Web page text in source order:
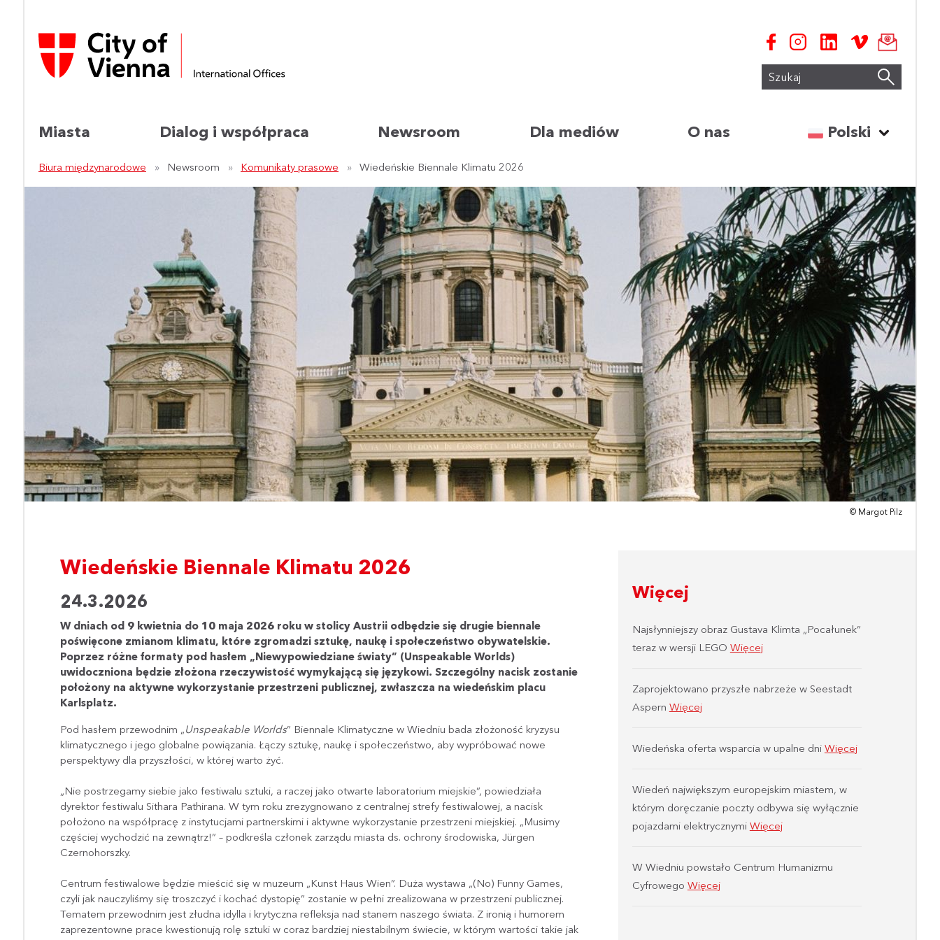
Szukaj
Miasta Dialog i współpraca Newsroom Dla mediów O nas Wybierz język:
Polski
Biura międzynarodowe Newsroom Komunikaty prasowe Wiedeńskie Biennale Klimatu 2026
© Margot Pilz
Wiedeńskie Biennale Klimatu 2026
24.3.2026
W dniach od 9 kwietnia do 10 maja 2026 roku w stolicy Austrii odbędzie się drugie biennale
poświęcone zmianom klimatu, które zgromadzi sztukę, naukę i społeczeństwo obywatelskie.
Poprzez różne formaty pod hasłem „Niewypowiedziane światy” (Unspeakable Worlds)
uwidoczniona będzie złożona rzeczywistość wymykającą się językowi. Szczególny nacisk zostanie
położony na aktywne wykorzystanie przestrzeni publicznej, zwłaszcza na wiedeńskim placu
Karlsplatz.
Pod hasłem przewodnim „Unspeakable Worlds” Biennale Klimatyczne w Wiedniu bada złożoność kryzysu
klimatycznego i jego globalne powiązania. Łączy sztukę, naukę i społeczeństwo, aby wypróbować nowe
perspektywy dla przyszłości, w której warto żyć.
„Nie postrzegamy siebie jako festiwalu sztuki, a raczej jako otwarte laboratorium miejskie”, powiedziała
dyrektor festiwalu Sithara Pathirana. W tym roku zrezygnowano z centralnej strefy festiwalowej, a nacisk
położono na współpracę z instytucjami partnerskimi i aktywne wykorzystanie przestrzeni miejskiej. „Musimy
częściej wychodzić na zewnątrz!” – podkreśla członek zarządu miasta ds. ochrony środowiska, Jürgen
Czernohorszky.
Centrum festiwalowe będzie mieścić się w muzeum „Kunst Haus Wien”. Duża wystawa „(No) Funny Games,
czyli jak nauczyliśmy się troszczyć i kochać dystopię” zostanie w pełni zrealizowana w przestrzeni publicznej.
Tematem przewodnim jest złudna idylla i krytyczna refleksja nad stanem naszego świata. Z ironią i humorem
zaprezentowne prace kwestionują rolę sztuki w coraz bardziej niestabilnym świecie, w którym wartości takie jak
Więcej
Najsłynniejszy obraz Gustava Klimta „Pocałunek”
teraz w wersji LEGO Więcej
Zaprojektowano przyszłe nabrzeże w Seestadt
Aspern Więcej
Wiedeńska oferta wsparcia w upalne dni Więcej
Wiedeń największym europejskim miastem, w
którym doręczanie poczty odbywa się wyłącznie
pojazdami elektrycznymi Więcej
W Wiedniu powstało Centrum Humanizmu
Cyfrowego Więcej